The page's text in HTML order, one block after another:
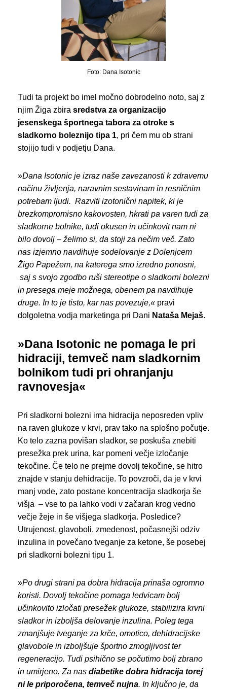
Foto: Dana Isotonic
Tudi ta projekt bo imel močno dobrodelno noto, saj z
njim Žiga zbira sredstva za organizacijo
jesenskega športnega tabora za otroke s
sladkorno boleznijo tipa 1, pri čem mu ob strani
stojijo tudi v podjetju Dana.
»Dana Isotonic je izraz naše zavezanosti k zdravemu
načinu življenja, naravnim sestavinam in resničnim
potrebam ljudi. Razviti izotonični napitek, ki je
brezkompromisno kakovosten, hkrati pa varen tudi za
sladkorne bolnike, tudi okusen in učinkovitnam ni
bilo dovolj – želimo si, da stoji za nečim več. Zato
nas izjemno navdihuje sodelovanje z Dolenjcem
Žigo Papežem, na katerega smo izredno ponosni,
saj s svojo zgodbo ruši stereotipe o sladkorni bolezni
in presega meje možnega, obenem pa navdihuje
druge. In to je tisto, kar nas povezuje,« pravi
dolgoletna vodja marketinga pri Dani Nataša Mejaš.
»Dana Isotonic ne pomaga le pri
hidraciji, temveč nam sladkornim
bolnikom tudi pri ohranjanju
ravnovesja«
Pri sladkorni bolezni ima hidracija neposreden vpliv
na raven glukoze v krvi, prav tako na splošno počutje.
Ko telo zazna povišan sladkor, se poskuša znebiti
presežka prek urina, kar pomeni večje izločanje
tekočine. Če telo ne prejme dovolj tekočine, se hitro
znajde v stanju dehidracije. To povzroči, da je v krvi
manj vode, zato postane koncentracija sladkorja še
višja – vse to pa lahko vodi v začaran krog vedno
večje žeje in še višjega sladkorja. Posledice?
Utrujenost, glavoboli, zmedenost, počasnejši odziv
inzulina in povečano tveganje za ketone, še posebej
pri sladkorni bolezni tipu 1.
»Po drugi strani pa dobra hidracija prinaša ogromno
koristi. Dovolj tekočine pomaga ledvicam bolj
učinkovito izločati presežek glukoze, stabilizira krvni
sladkor in izboljša delovanje inzulina. Poleg tega
zmanjšuje tveganje za krče, omotico, dehidracijske
glavobole in izboljšuje športno zmogljivost ter
regeneracijo. Tudi psihično se počutimo bolj zbrano
in umirjeno. Za nas diabetike dobra hidracija torej
ni le priporočena, temveč nujna. In ključno je, da